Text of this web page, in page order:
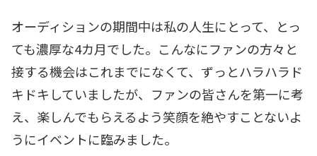
オーディションの期間中は私の人生にとって、とっ
ても濃厚な4カ月でした。こんなにファンの方々と
接する機会はこれまでになくて、ずっとハラハラド
キドキしていましたが、ファンの皆さんを第一に考
え、楽しんでもらえるよう笑顔を絶やすことないよ
うにイベントに臨みました。